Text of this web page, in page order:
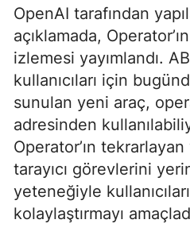
OpenAI tarafından
açıklamada,
izlemesi yayımlandı.
kullanıcıları için
sunulan yeni araç,
adresinden
Operator’ın
tarayıcı görevlerini
yeteneğiyle
kolaylaştırmayı